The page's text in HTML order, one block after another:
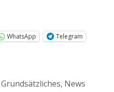
WhatsApp
Telegram
Grundsätzliches, News